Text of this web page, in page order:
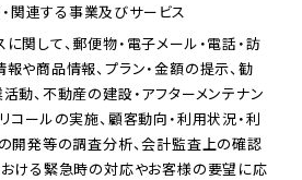
関連する事業及びサービス
関して、郵便物・電子メール・電話・訪
や商品情報、プラン・金額の提示、勧
動、不動産の建設・アフターメンテナン
ールの実施、顧客動向・利用状況・利
開発等の調査分析、会計監査上の確認
ける緊急時の対応やお客様の要望に応